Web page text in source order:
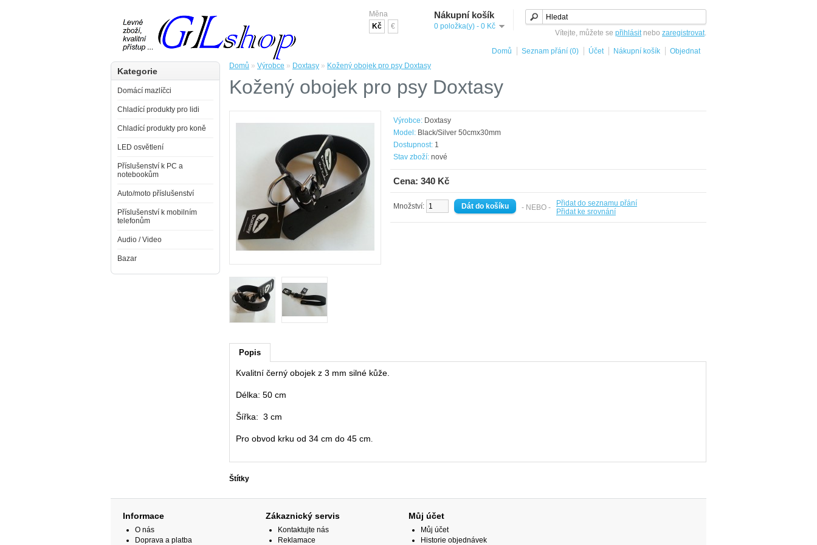
Měna
Kč
€
Nákupní košík
0 položka(y) - 0 Kč
Vítejte, můžete se přihlásitnebo zaregistrovat.
Domů Seznam přání (0) Účet Nákupní košík Objednat
Kategorie
Domácí mazlíčci
Chladící produkty pro lidi
Chladící produkty pro koně
LED osvětlení
Příslušenství k PC a
notebookům
Auto/moto příslušenství
Příslušenství k mobilním
telefonům
Audio / Video
Bazar
Domů » Výrobce » Doxtasy » Kožený obojek pro psy Doxtasy
Kožený obojek pro psy Doxtasy
Výrobce: Doxtasy
Model: Black/Silver 50cmx30mm
Dostupnost: 1
Stav zboží: nové
Cena: 340 Kč
Množství: - NEBO -
Přidat do seznamu přání
Přidat ke srovnání
Popis
Kvalitní černý obojek z 3 mm silné kůže.
Délka: 50 cm
Šířka: 3 cm
Pro obvod krku od 34 cm do 45 cm.
Štítky
Informace
O nás
Doprava a platba
Zákaznický servis
Kontaktujte nás
Reklamace
Můj účet
Můj účet
Historie objednávek